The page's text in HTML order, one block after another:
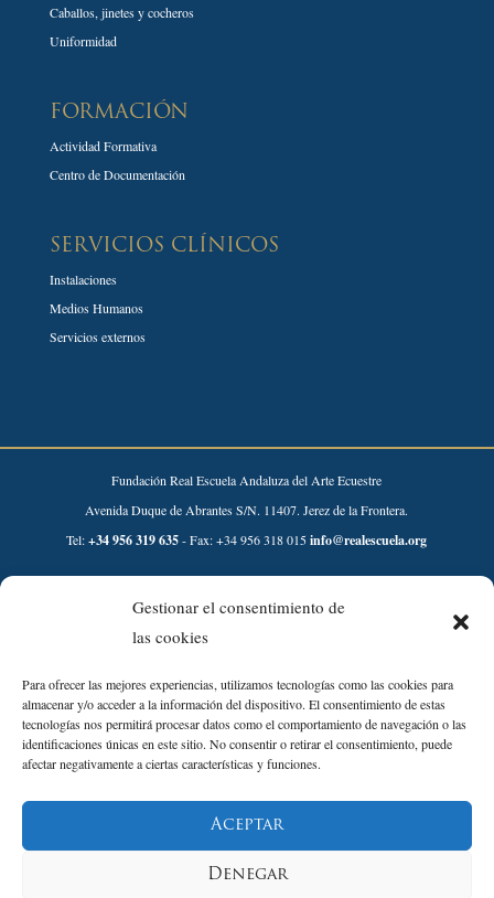
Gestionar el consentimiento de
las cookies
Para ofrecer las mejores experiencias, utilizamos tecnologías como las cookies para
almacenar y/o acceder a la información del dispositivo. El consentimiento de estas
tecnologías nos permitirá procesar datos como el comportamiento de navegación o las
identificaciones únicas en este sitio. No consentir o retirar el consentimiento, puede
afectar negativamente a ciertas características y funciones.
Aceptar
Denegar
Caballos, jinetes y cocheros
Uniformidad
FORMACIÓN
Actividad Formativa
Centro de Documentación
SERVICIOS CLÍNICOS
Instalaciones
Medios Humanos
Servicios externos
Fundación Real Escuela Andaluza del Arte Ecuestre
Avenida Duque de Abrantes S/N. 11407. Jerez de la Frontera.
Tel:+34 956 319 635- Fax: +34 956 318 015info@realescuela.org
Desarrollado por:
Aviso Legal
Política de Privacidad